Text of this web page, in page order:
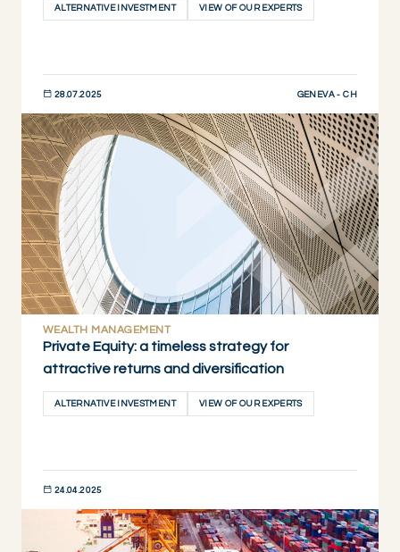
ALTERNATIVE INVESTMENT VIEW OF OUR EXPERTS
28.07.2025 GENEVA - CH
DÉCOUVRIR MAINTENANT
WEALTH MANAGEMENT
Private Equity: a timeless strategy for
attractive returns and diversification
ALTERNATIVE INVESTMENT VIEW OF OUR EXPERTS
24.04.2025
DÉCOUVRIR MAINTENANT